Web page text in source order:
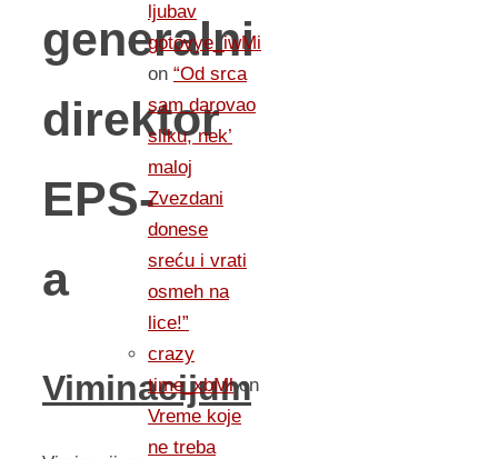
generalni
direktor
EPS-
a
Viminacijum
ljubav
gotovye_iwMi
on “Od srca
sam darovao
sliku, nek’
maloj
Zvezdani
donese
sreću i vrati
osmeh na
lice!”
crazy
time_xbMlon
Vreme koje
ne treba